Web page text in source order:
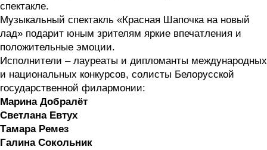
спектакле.
Музыкальный спектакль «Красная Шапочка на новый
лад» подарит юным зрителям яркие впечатления и
положительные эмоции.
Исполнители – лауреаты и дипломанты международных
и национальных конкурсов, солисты Белорусской
государственной филармонии:
Марина Добралёт
Светлана Евтух
Тамара Ремез
Галина Сокольник